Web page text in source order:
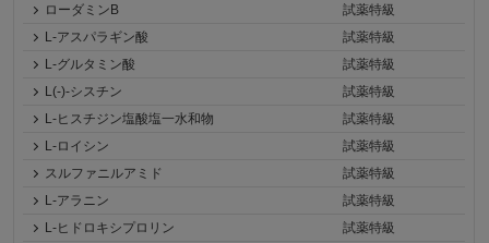
ローダミンB
試薬特級
L-アスパラギン酸
試薬特級
L-グルタミン酸
試薬特級
L(-)-シスチン
試薬特級
L-ヒスチジン塩酸塩一水和物
試薬特級
L-ロイシン
試薬特級
スルファニルアミド
試薬特級
L-アラニン
試薬特級
L-ヒドロキシプロリン
試薬特級